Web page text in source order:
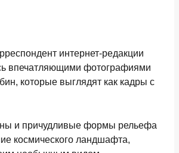
интернет-редакции
впечатляющими фотографиями
которые выглядят как кадры с
и причудливые формы рельефа
космического ландшафта,